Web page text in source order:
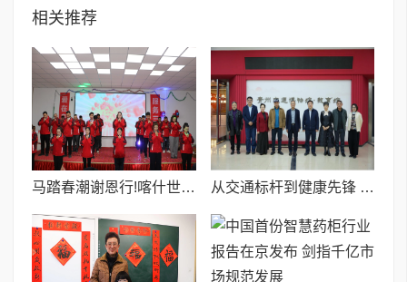
相关推荐
马踏春潮谢恩行!喀什世平农业集团年会董事长王世平携恩人登台,四载初心映芳华 从交通标杆到健康先锋 贵州交通职业大学药食同源生命科学院创新答卷